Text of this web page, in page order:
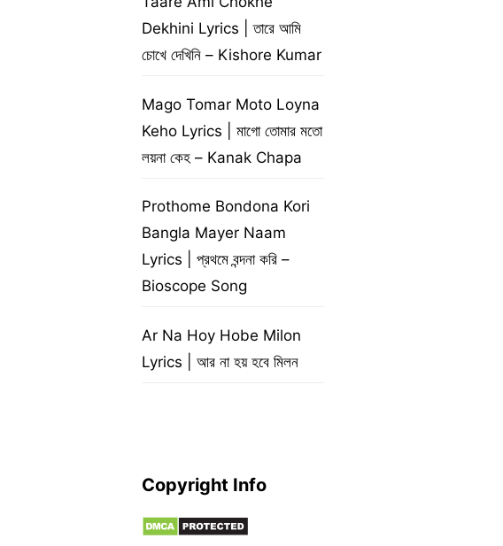
Dekhini Lyrics | তারে আমি
চোখে দেখিনি – Kishore Kumar
Mago Tomar Moto Loyna
Keho Lyrics | মাগো তোমার মতো
লয়না কেহ – Kanak Chapa
Prothome Bondona Kori
Bangla Mayer Naam
Lyrics | প্রথমে বন্দনা করি –
Bioscope Song
Ar Na Hoy Hobe Milon
Lyrics | আর না হয় হবে মিলন
Copyright Info